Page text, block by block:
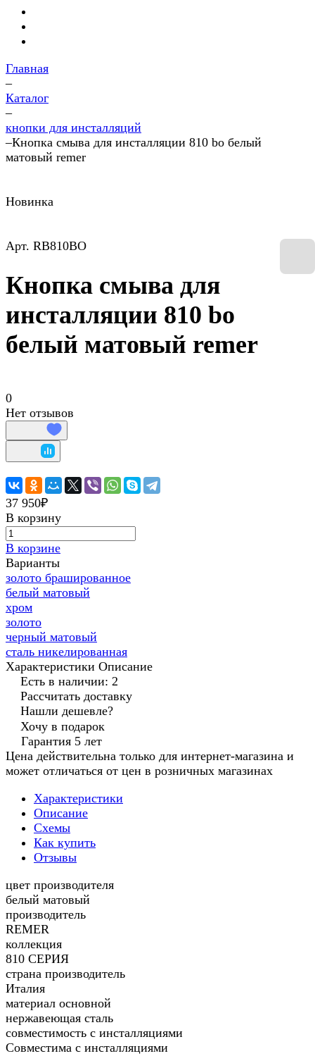
Главная
–
Каталог
–
кнопки для инсталляций
–Кнопка смыва для инсталляции 810 bo белый
матовый remer
Новинка
Арт. RB810BO
Кнопка смыва для
инсталляции 810 bo
белый матовый remer
0
Нет отзывов
37 950₽
В корзину
В корзине
Варианты
золото брашированное
белый матовый
хром
золото
черный матовый
сталь никелированная
Характеристики Описание
Есть в наличии: 2
Рассчитать доставку
Нашли дешевле?
Хочу в подарок
Гарантия 5 лет
Цена действительна только для интернет-магазина и
может отличаться от цен в розничных магазинах
Характеристики
Описание
Схемы
Как купить
Отзывы
цвет производителя
белый матовый
производитель
REMER
коллекция
810 СЕРИЯ
страна производитель
Италия
материал основной
нержавеющая сталь
совместимость с инсталляциями
Совместима с инсталляциями